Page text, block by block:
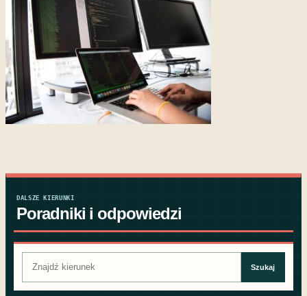
DALSZE KIERUNKI
Poradniki i odpowiedzi
Szukaj:
Szukaj